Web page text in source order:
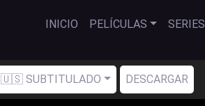
INICIO PELÍCULAS SERIES
🇺🇸 SUBTITULADO DESCARGAR